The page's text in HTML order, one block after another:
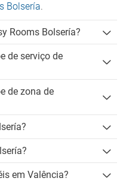
Bolsería.
Rooms Bolsería?
de serviço de
de zona de
em Valência?